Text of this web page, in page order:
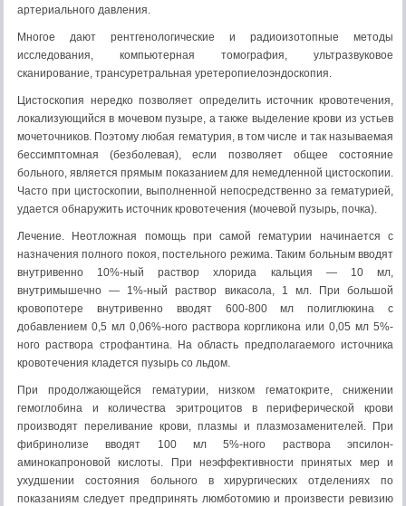
артериального давления.
Многое дают рентгенологические и радиоизотопные методы
исследования, компьютерная томография, ультра­звуковое
сканирование, трансуретральная уретеропиелоэндоскопия.
Цистоскопия нередко позволяет определить источник кро­вотечения,
локализующийся в мочевом пузыре, а также выделе­ние крови из устьев
мочеточников. Поэтому любая гематурия, в том числе и так называемая
бессимптомная (безболевая), если позволяет общее состояние
больного, является прямым показа­нием для немедленной цистоскопии.
Часто при цистоскопии, вы­полненной непосредственно за гематурией,
удается обнаружить источник кровотечения (мочевой пузырь, почка).
Лечение. Неотложная помощь при самой гематурии начи­нается с
назначения полного покоя, постельного режима. Таким больным вводят
внутривенно 10%-ный раствор хлорида каль­ция — 10 мл,
внутримышечно — 1%-ный раствор викасола, 1 мл. При большой
кровопотере внутривенно вводят 600-800 мл полиглюкина с
добавлением 0,5 мл 0,06%-ного раствора коргликона или 0,05 мл 5%-
ного раствора строфантина. На область предполагаемого источника
кровотечения кладется пузырь со льдом.
При продолжающейся гематурии, низком гематокрите, сни­жении
гемоглобина и количества эритроцитов в периферичес­кой крови
производят переливание крови, плазмы и плазмозаменителей. При
фибринолизе вводят 100 мл 5%-ного раствора эпсилон-
аминокапроновой кислоты. При неэффективности при­нятых мер и
ухудшении состояния больного в хирургических отделениях по
показаниям следует предпринять люмботомию и произвести ревизию